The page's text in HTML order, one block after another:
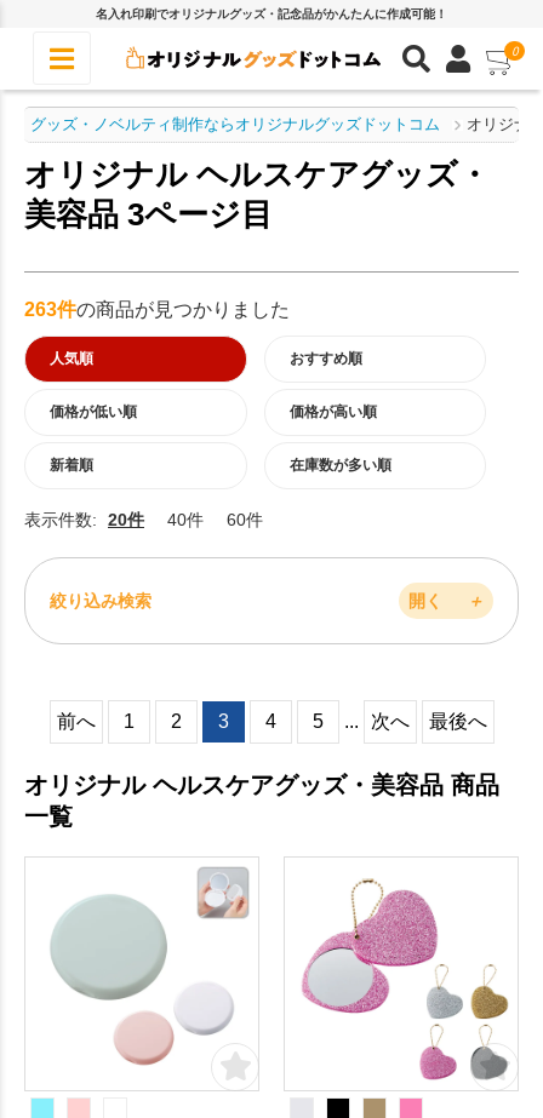
名入れ印刷でオリジナルグッズ・記念品がかんたんに作成可能！
0
グッズ・ノベルティ制作ならオリジナルグッズドットコム オリジナ
オリジナル ヘルスケアグッズ・
美容品 3ページ目
263件の商品が見つかりました
人気順 おすすめ順
価格が低い順 価格が高い順
新着順 在庫数が多い順
表示件数: 20件 40件 60件
絞り込み検索 開く ＋
前へ 1 2 3 4 5 ... 次へ 最後へ
オリジナル ヘルスケアグッズ・美容品 商品
一覧